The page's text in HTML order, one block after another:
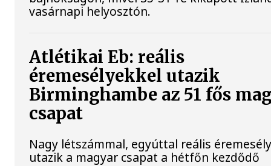
vasárnapi helyosztón.
Atlétikai Eb: reális
éremesélyekkel utazik
Birminghambe az 51 fős
csapat
Nagy létszámmal, egyúttal reális
utazik a magyar csapat a hétfőn kezdődő